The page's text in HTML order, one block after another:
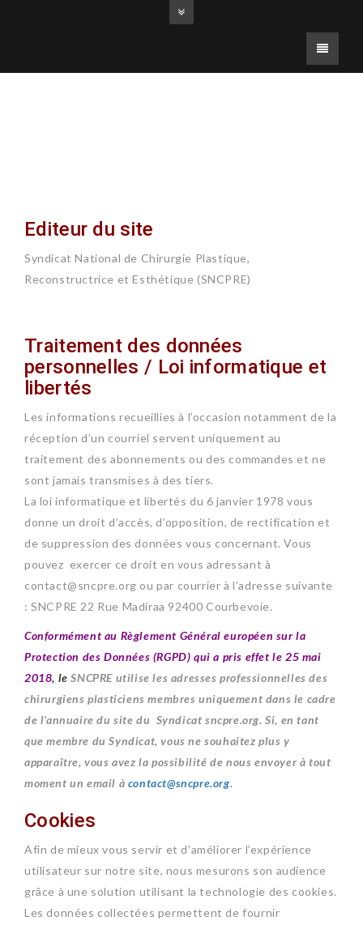
Editeur du site
Syndicat National de Chirurgie Plastique,
Reconstructrice et Esthétique (SNCPRE)
Traitement des données
personnelles / Loi informatique et
libertés
Les informations recueillies à l’occasion notamment de la
réception d’un courriel servent uniquement au
traitement des abonnements ou des commandes et ne
sont jamais transmises à des tiers.
La loiinformatique et libertés du 6 janvier 1978 vous
donne un droit d’accès, d’opposition, de rectification et
de suppression des données vous concernant. Vous
pouvez exercer ce droit en vous adressant à
contact@sncpre.org ou par courrier à l’adresse suivante
: SNCPRE 22 Rue Madiraa 92400 Courbevoie.
Conformément au Règlement Général européen sur la
Protection des Données (RGPD) qui a pris effet le 25 mai
2018, le SNCPRE utilise les adresses professionnelles des
chirurgiens plasticiens membres uniquement dans le cadre
de l’annuaire du site du Syndicat sncpre.org.Si, en tant
que membre du Syndicat, vous ne souhaitez plus y
apparaître, vous avez la possibilité de nous envoyer à tout
moment un email à contact@sncpre.org.
Cookies
Afin de mieux vous servir et d’améliorer l’expérience
utilisateur sur notre site, nous mesurons son audience
grâce à une solution utilisant la technologie des cookies.
Les données collectées permettent de fournir